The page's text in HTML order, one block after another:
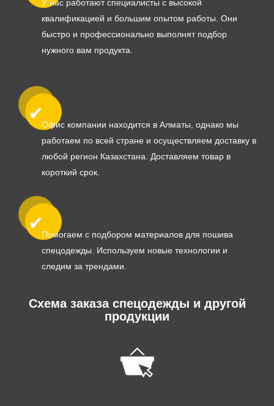
У нас работают специалисты с высокой
квалификацией и большим опытом работы. Они
быстро и профессионально выполнят подбор
нужного вам продукта.
Офис компании находится в Алматы, однако мы
работаем по всей стране и осуществляем доставку в
любой регион Казахстана. Доставляем товар в
короткий срок.
Помогаем с подбором материалов для пошива
спецодежды. Используем новые технологии и
следим за трендами.
Схема заказа спецодежды и другой
продукции